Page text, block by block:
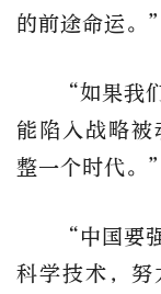
的前途命运。”
“如果我
能陷入战略
整一个时代。”
“中国要
科学技术，努